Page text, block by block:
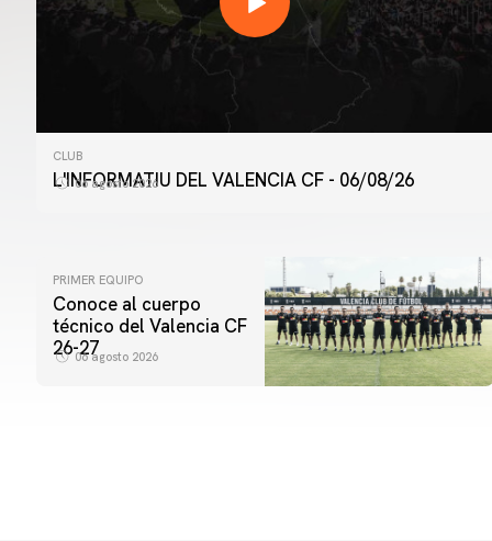
CLUB
L'INFORMATIU DEL VALENCIA CF - 06/08/26
06 agosto 2026
PRIMER EQUIPO
Conoce al cuerpo
técnico del Valencia CF
26-27
06 agosto 2026